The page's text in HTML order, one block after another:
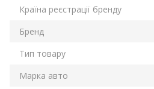
Країна реєстрації бренду
Бренд
Тип товару
Марка авто